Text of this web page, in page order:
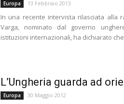
Europa 13 Febbraio 2013
In una recente intervista rilasciata alla
Varga, nominato dal governo
istituzioni internazionali, ha dichiarato
L’Ungheria guarda ad
Europa 30 Maggio 2012